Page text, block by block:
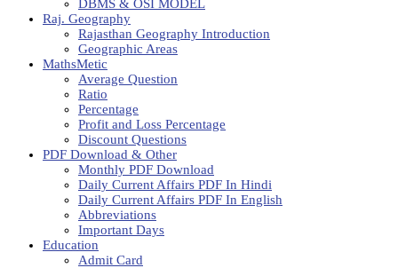
DBMS & OSI MODEL
Raj. Geography
Rajasthan Geography Introduction
Geographic Areas
MathsMetic
Average Question
Ratio
Percentage
Profit and Loss Percentage
Discount Questions
PDF Download & Other
Monthly PDF Download
Daily Current Affairs PDF In Hindi
Daily Current Affairs PDF In English
Abbreviations
Important Days
Education
Admit Card